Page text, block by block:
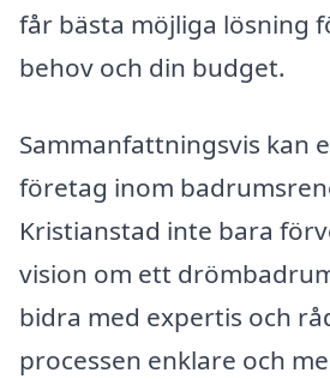
får bästa möjliga lösning
behov och din budget.
Sammanfattningsvis kan
företag inom
Kristianstad inte bara
vision om ett
bidra med expertis och
processen enklare och